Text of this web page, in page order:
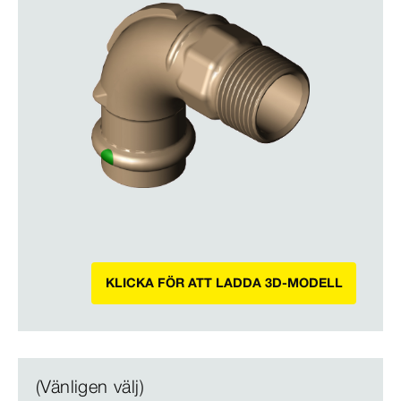
KLICKA FÖR ATT LADDA 3D-MODELL
(Vänligen välj)